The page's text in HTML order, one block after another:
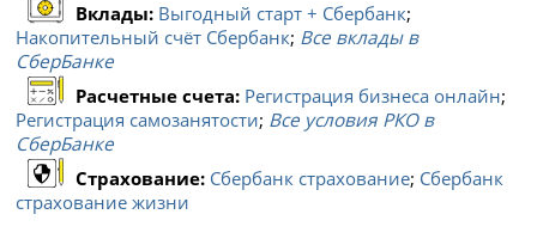
Вклады: Выгодный старт + Сбербанк;
Накопительный счёт Сбербанк; Все вклады в
СберБанке
Расчетные счета: Регистрация бизнеса онлайн;
Регистрация самозанятости; Все условия РКО в
СберБанке
Страхование: Сбербанк страхование; Сбербанк
страхование жизни